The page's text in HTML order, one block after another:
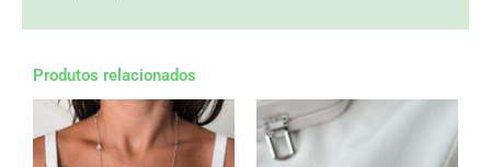
Produtos relacionados